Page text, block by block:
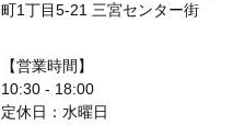
町1丁目5-21 三宮センター街
【営業時間】
10:30 - 18:00
定休日：水曜日